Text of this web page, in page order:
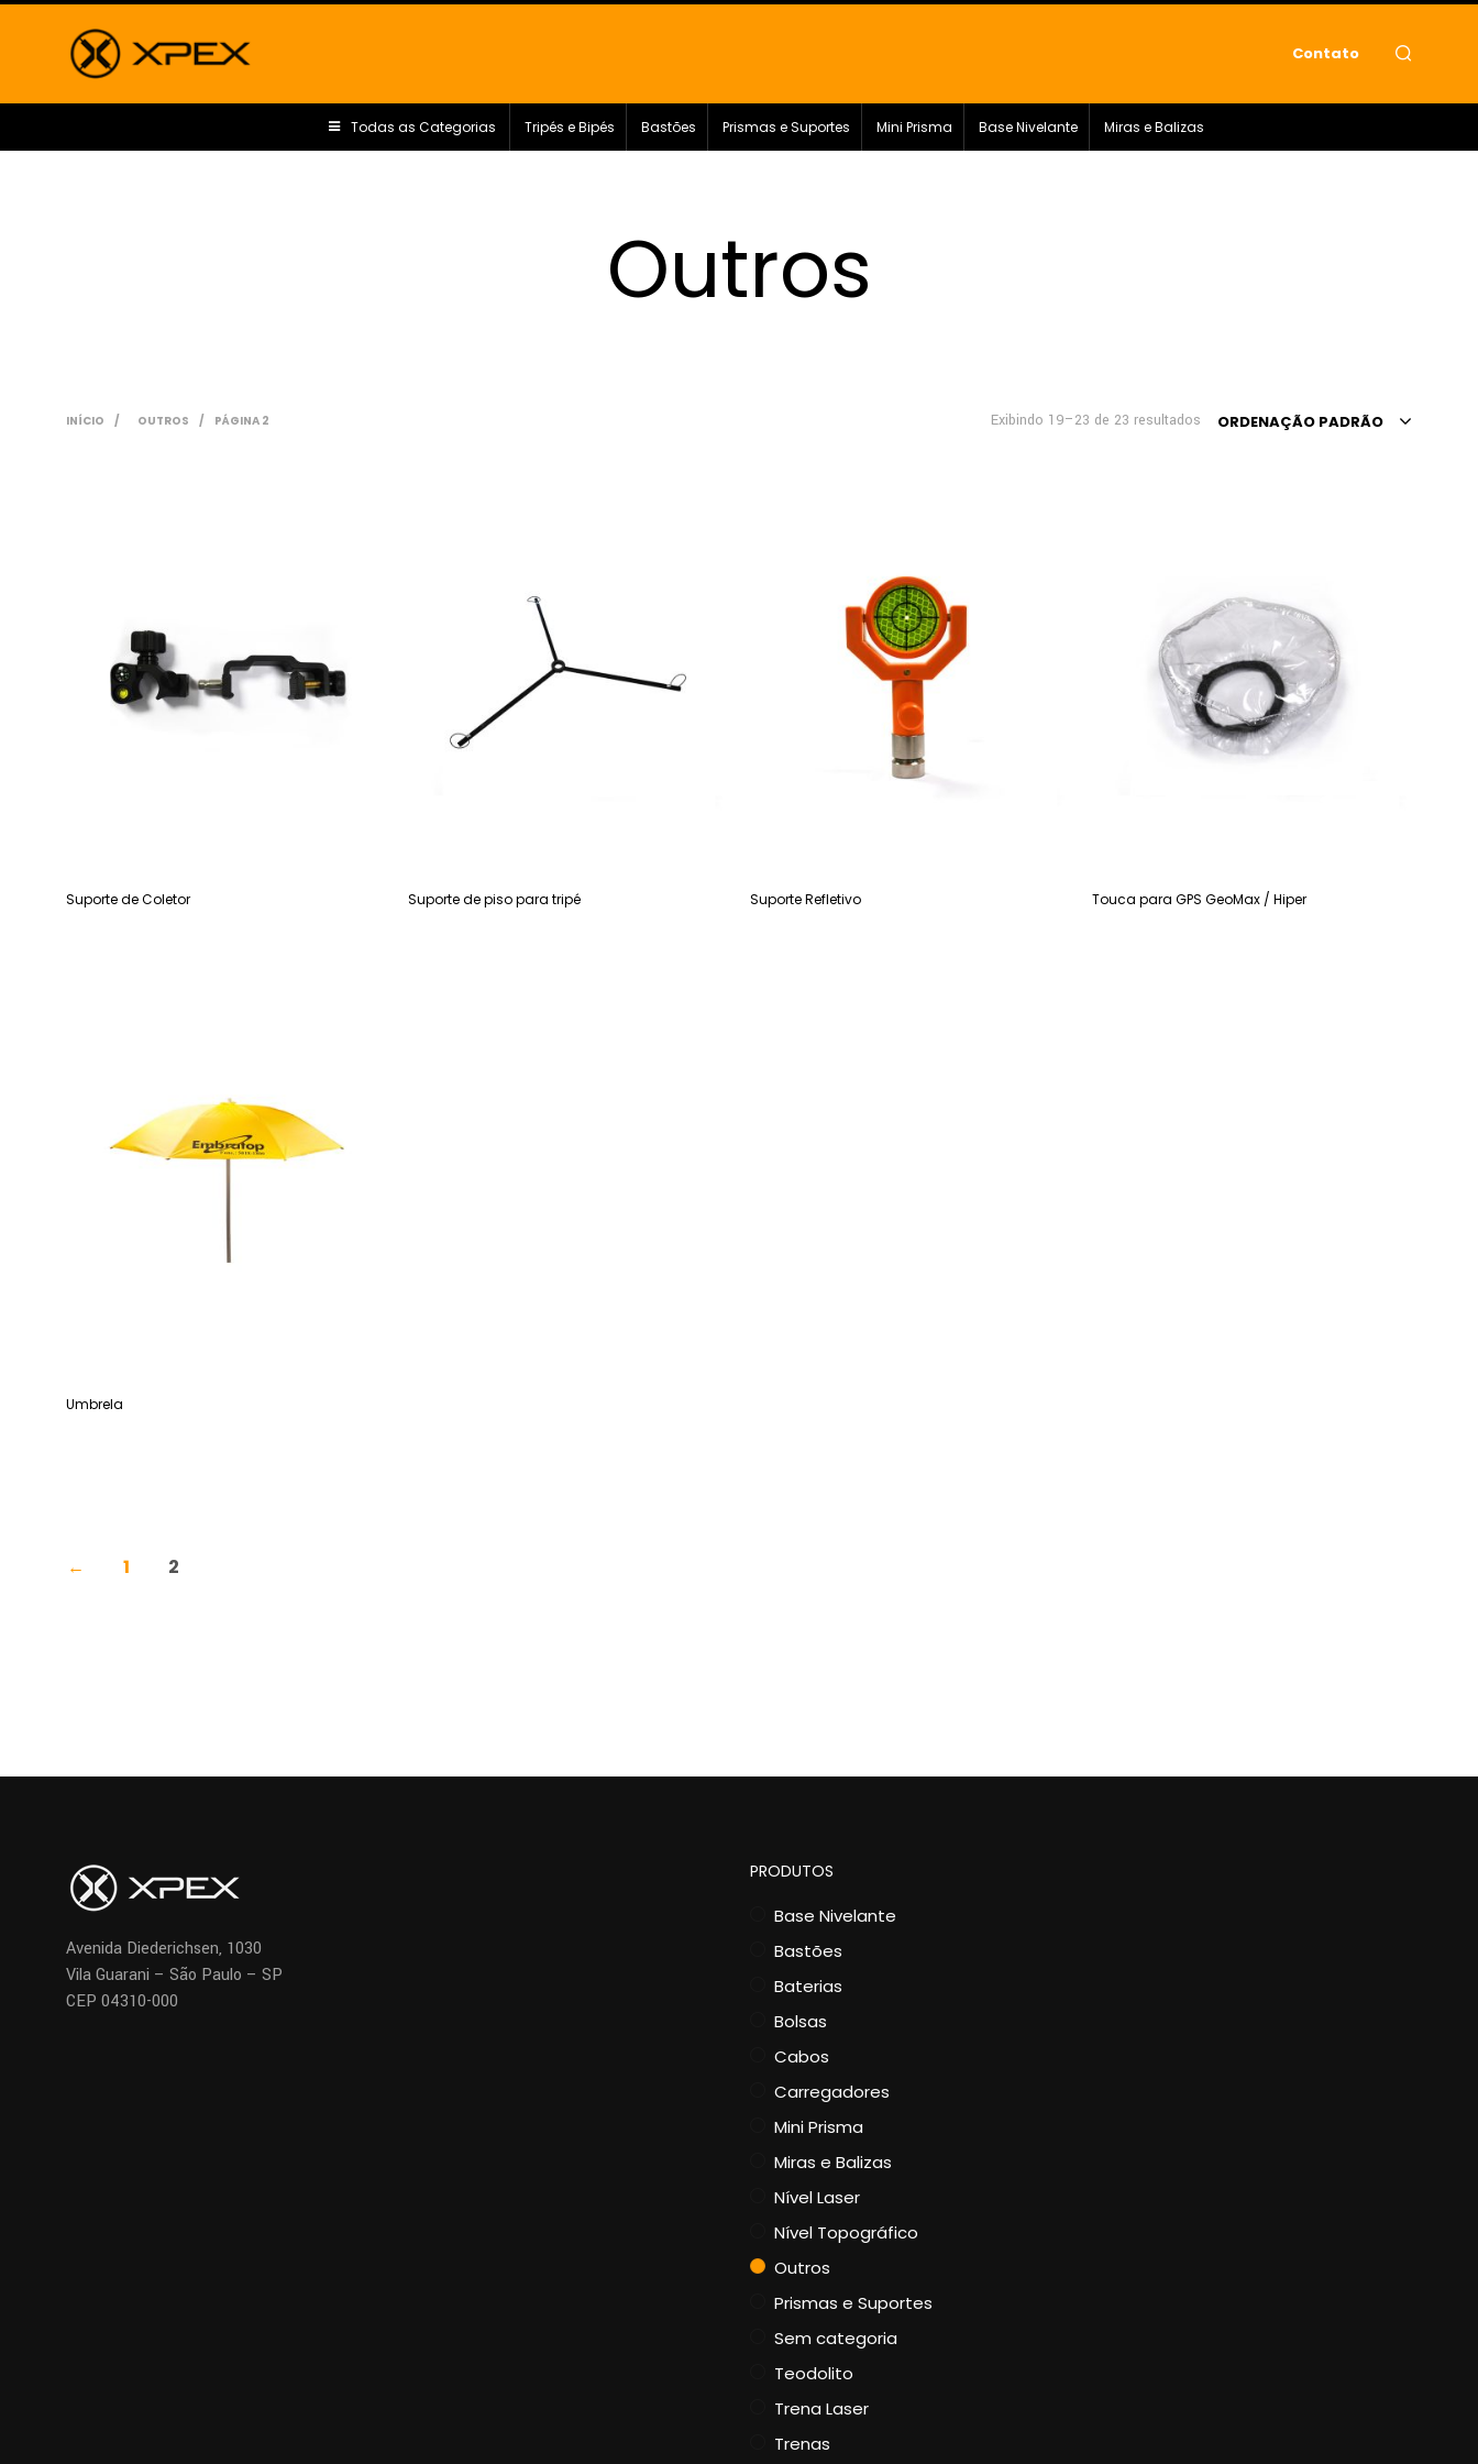
Contato
Todas as Categorias Tripés e Bipés Bastões Prismas e Suportes Mini Prisma Base Nivelante Miras e Balizas
Outros
INÍCIO / OUTROS / PÁGINA 2 ORDENAÇÃO PADRÃO
Exibindo 19–23 de 23 resultados
Suporte de Coletor Suporte de piso para tripé Suporte Refletivo Touca para GPS GeoMax / Hiper
Umbrela
← 1 2
Avenida Diederichsen, 1030
Vila Guarani – São Paulo – SP
CEP 04310-000
PRODUTOS
Base Nivelante
Bastões
Baterias
Bolsas
Cabos
Carregadores
Mini Prisma
Miras e Balizas
Nível Laser
Nível Topográfico
Outros
Prismas e Suportes
Sem categoria
Teodolito
Trena Laser
Trenas